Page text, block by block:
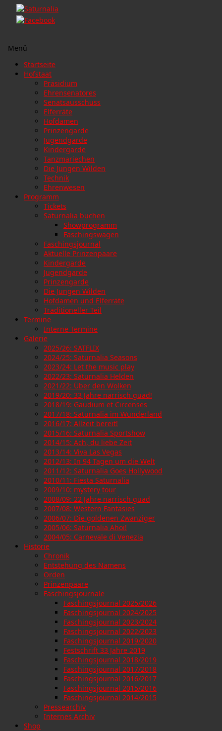
Menü
Zum
Inhalt
Startseite
Hofstaat
Präsidium
Ehrensenatores
Senatsausschuss
Elferräte
Hofdamen
Prinzengarde
Jugendgarde
Kindergarde
Tanzmariechen
Die Jungen Wilden
Technik
Ehrenwesen
Programm
Tickets
Saturnalia buchen
Showprogramm
Faschingswagen
Faschingsjournal
Aktuelle Prinzenpaare
Kindergarde
Jugendgarde
Prinzengarde
Die Jungen Wilden
Hofdamen und Elferräte
Traditioneller Teil
Termine
Interne Termine
Galerie
2025/26: SATFLIX
2024/25: Saturnalia Seasons
2023/24: Let the music play
2022/23: Saturnalia Helden
2021/22: Über den Wolken
2019/20: 33 Jahre narrisch guad!
2018/19: Gaudium et Circenses
2017/18: Saturnalia im Wunderland
2016/17: Allzeit bereit!
2015/16: Saturnalia Sportshow
2014/15: Ach, du liebe Zeit
2013/14: Viva Las Vegas
2012/13: In 94 Tagen um die Welt
2011/12: Saturnalia Goes Hollywood
2010/11: Fiesta Saturnalia
2009/10: mystery tour
2008/09: 22 Jahre narrisch guad
2007/08: Western Fantasies
2006/07: Die goldenen Zwanziger
2005/06: Saturnalia Ahoi!
2004/05: Carnevale di Venezia
Historie
Chronik
Entstehung des Namens
Orden
Prinzenpaare
Faschingsjournale
Faschingsjournal 2025/2026
Faschingsjournal 2024/2025
Faschingsjournal 2023/2024
Faschingsjournal 2022/2023
Faschingsjournal 2019/2020
Festschrift 33 Jahre 2019
Faschingsjournal 2018/2019
Faschingsjournal 2017/2018
Faschingsjournal 2016/2017
Faschingsjournal 2015/2016
Faschingsjournal 2014/2015
Pressearchiv
Internes Archiv
Shop